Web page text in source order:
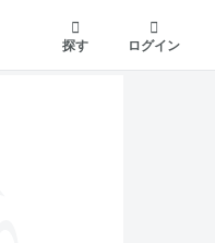
探す
ログイン